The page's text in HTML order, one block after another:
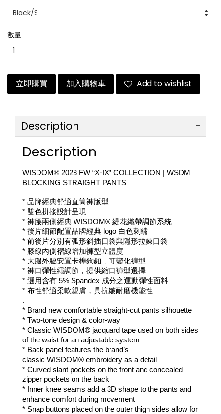
數量
立即購買 加入購物車 Add to wishlist
Description
Description
WISDOM® 2023 FW “X·IX” COLLECTION | WSDM
BLOCKING STRAIGHT PANTS
* 品牌經典舒適直筒褲版型
* 雙色拼接設計呈現
* 褲腰兩側經典 WISDOM® 緹花織帶調節系統
* 後片細節配置品牌經典 logo 白色刺繡
* 前後片分別有弧形斜插口袋與隱形拉鍊口袋
* 膝線內側褶線增加褲型立體度
* 大腿外脇安置卡榫鉤釦，可變化褲型
* 褲口彈性繩調節，提供縮口褲型選擇
* 選用含有 5% Spandex 成分之運動彈性面料
* 布性舒適柔軟親膚，具抗皺耐磨機能性
.
* Brand new comfortable straight-cut pants silhouette
* Two-tone design & color-way
* Classic WISDOM® jacquard tape used on both sides
of the waist for an adjustable system
* Back panel features the brand’s
classic WISDOM® embroidery as a detail
* Curved slant pockets on the front and concealed
zipper pockets on the back
* Inner knee seams add a 3D shape to the pants and
enhance comfort during movement
* Snap buttons placed on the outer thigh sides allow for